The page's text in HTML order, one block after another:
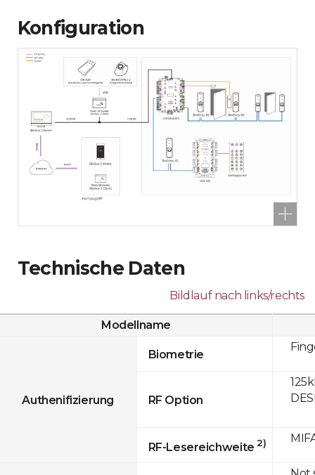
Konfiguration
Technische Daten
Bildlauf nach links/rechts
Modellname
Authenifizierung
Biometrie
RF Option
RF-Lesereichweite 2)